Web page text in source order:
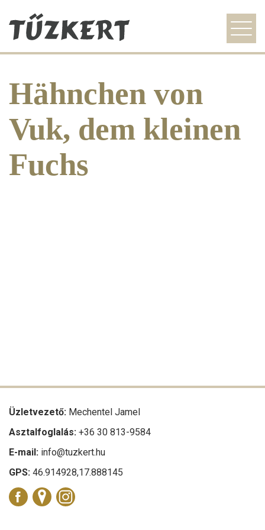
étlap
idegenvezetőknek
kapcsolat
Hähnchen von
Vuk, dem kleinen
Fuchs
Üzletvezető: Mechentel Jamel
Asztalfoglalás: +36 30 813-9584
E-mail: info@tuzkert.hu
GPS: 46.914928,17.888145